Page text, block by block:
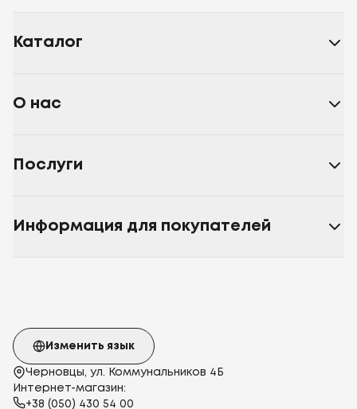
Каталог
О нас
Послуги
Информация для покупателей
Черновцы, ул. Коммунальников 4Б
Интернет-магазин:
+38 (050) 430 54 00
Изменить язык